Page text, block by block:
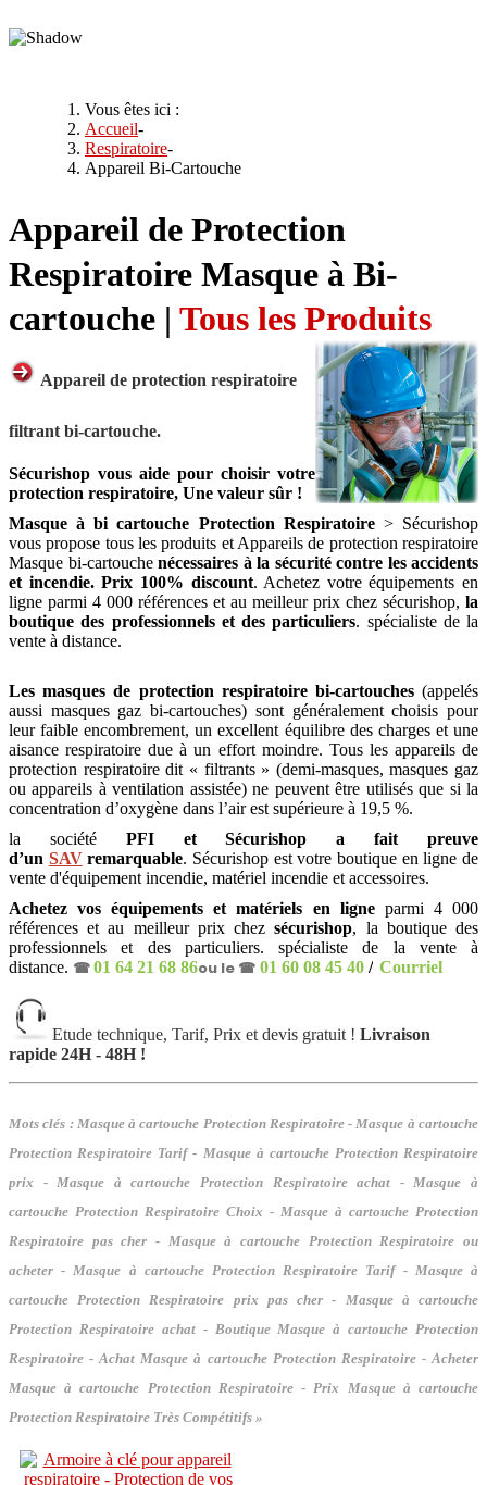
Vous êtes ici :
Accueil-
Respiratoire-
Appareil Bi-Cartouche
Appareil de Protection
Respiratoire Masque à Bi-
cartouche | Tous les Produits
Appareil de protection respiratoire
filtrant bi-cartouche.
Sécurishop vous aide pour choisir votre
protection respiratoire, Une valeur sûr !
Masque à bi cartouche Protection Respiratoire> Sécurishop
vous propose tous les produits et Appareils de protection respiratoire
Masque bi-cartouche nécessaires à la sécurité contre les accidents
et incendie. Prix 100% discount. Achetez votre équipements en
ligne parmi 4 000 références et au meilleur prix chez sécurishop, la
boutique des professionnels et des particuliers. spécialiste de la
vente à distance.
Les masques de protection respiratoire bi-cartouches(appelés
aussi masques gaz bi-cartouches) sont généralement choisis pour
leur faible encombrement, un excellent équilibre des charges et une
aisance respiratoire due à un effort moindre. Tous les appareils de
protection respiratoire dit « filtrants » (demi-masques, masques gaz
ou appareils à ventilation assistée) ne peuvent être utilisés que si la
concentration d’oxygène dans l’air est supérieure à 19,5 %.
la société PFI et Sécurishop a fait preuve
d’un SAVremarquable. Sécurishop est votre boutique en ligne de
vente d'équipement incendie, matériel incendie et accessoires.
Achetez vos équipements et matériels en ligneparmi 4 000
références et au meilleur prix chezsécurishop, la boutique des
professionnels et des particuliers. spécialiste de la vente à
distance. ☎01 64 21 68 86ou le ☎ 01 60 08 45 40 / Courriel
Etude technique, Tarif, Prix et devis gratuit ! Livraison
rapide 24H - 48H !
Mots clés : Masque à cartouche Protection Respiratoire - Masque à cartouche
Protection Respiratoire Tarif - Masque à cartouche Protection Respiratoire
prix - Masque à cartouche Protection Respiratoire achat - Masque à
cartouche Protection Respiratoire Choix - Masque à cartouche Protection
Respiratoire pas cher - Masque à cartouche Protection Respiratoire ou
acheter - Masque à cartouche Protection Respiratoire Tarif - Masque à
cartouche Protection Respiratoire prix pas cher - Masque à cartouche
Protection Respiratoire achat - Boutique Masque à cartouche Protection
Respiratoire - Achat Masque à cartouche Protection Respiratoire - Acheter
Masque à cartouche Protection Respiratoire - Prix Masque à cartouche
Protection Respiratoire Très Compétitifs »